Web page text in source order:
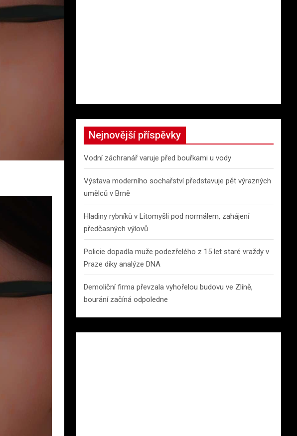
Nejnovější příspěvky
Vodní záchranář varuje před bouřkami u vody
Výstava moderního sochařství představuje pět výrazných
umělců v Brně
Hladiny rybníků v Litomyšli pod normálem, zahájení
předčasných výlovů
Policie dopadla muže podezřelého z 15 let staré vraždy v
Praze díky analýze DNA
Demoliční firma převzala vyhořelou budovu ve Zlíně,
bourání začíná odpoledne